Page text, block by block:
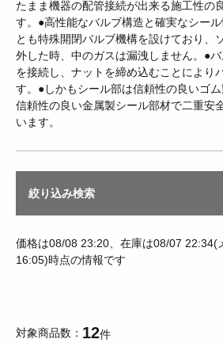
たまま機器の配管接続が出来る施工性の
す。●高性能なバルブ構造と確実なシー
とも特殊開閉バルブ機構を設けており、
外した時、中のガスは漏洩しません。●
を接続し、ナットを締め込むことにより
す。●しかもシール部は信頼性の良いゴ
信頼性の良い金属製シール部材で二重安
います。
絞り込み検索
価格は08/08 23:20、在庫は08/07 22:34(
16:05)時点の情報です
対象商品数 12件